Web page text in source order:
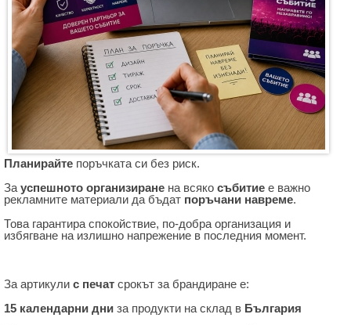
Планирайте поръчката си без риск.
За успешното организиране на всяко събитие е важно
рекламните материали да бъдат поръчани навреме.
Това гарантира спокойствие, по-добра организация и
избягване на излишно напрежение в последния момент.
За артикули с печат срокът за брандиране е:
15 календарни дни за продукти на склад в България